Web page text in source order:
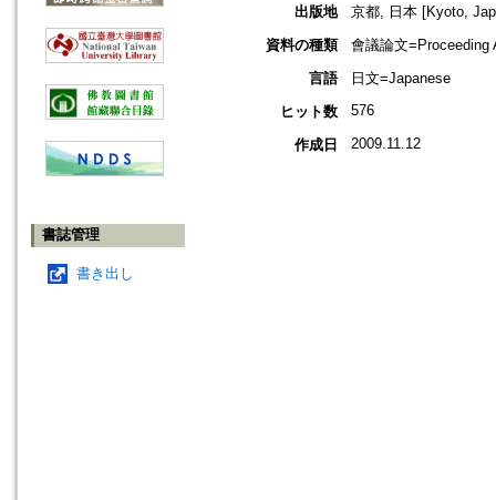
書誌管理
書き出し
出版地
京都, 日本 [Kyoto,
資料の種類
會議論文=Proceeding
言語
日文=Japanese
ヒット数
576
作成日 2009.11.12